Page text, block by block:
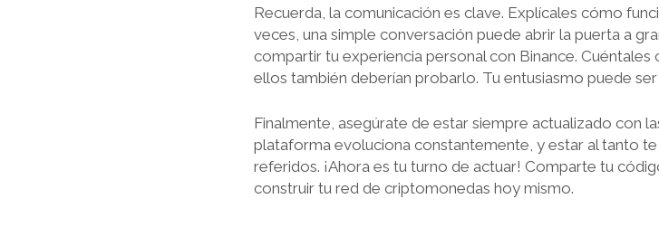
Recuerda, la comunicación es clave. Explícales cómo
veces, una simple conversación puede abrir la puerta a
compartir tu experiencia personal con Binance.
ellos también deberían probarlo. Tu entusiasmo puede
Finalmente, asegúrate de estar siempre actualizado con
plataforma evoluciona constantemente, y estar al tanto
referidos. ¡Ahora es tu turno de actuar! Comparte tu
construir tu red de criptomonedas hoy mismo.